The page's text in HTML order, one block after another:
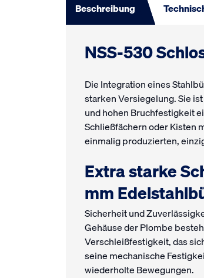
Beschreibung
NSS-530
Die Integration eines
starken Versiegelung. Sie
und hohen Bruchfestigkeit
Schließfächern oder Kisten
einmalig produzierten,
Extra starke
mm
Sicherheit und
Gehäuse der Plombe
Verschleißfestigkeit, das
seine mechanische
wiederholte Bewegungen.